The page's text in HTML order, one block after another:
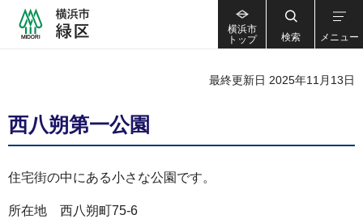
横浜市
トップ
検索 メニュー
最終更新日 2025年11月13日
西八朔第一公園
住宅街の中にある小さな公園です。
所在地 西八朔町75-6